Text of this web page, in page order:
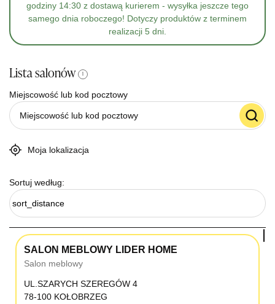
godziny 14:30 z dostawą kurierem - wysyłka jeszcze tego
samego dnia roboczego! Dotyczy produktów z terminem
realizacji 5 dni.
Lista salonów i
Miejscowość lub kod pocztowy
Moja lokalizacja
Sortuj według:
sort_distance
SALON MEBLOWY LIDER HOME
Salon meblowy
UL.SZARYCH SZEREGÓW 4
78-100 KOŁOBRZEG